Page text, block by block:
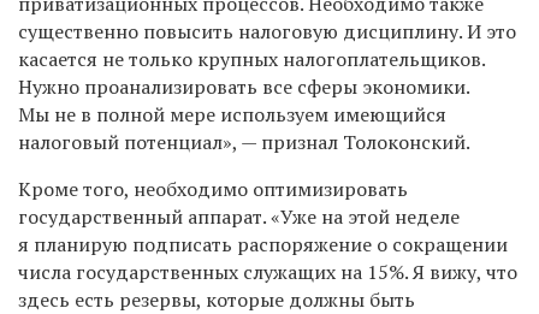
существенно повысить налоговую дисциплину. И это
касается не только крупных налогоплательщиков.
Нужно проанализировать все сферы экономики.
Мы не в полной мере используем имеющийся
налоговый потенциал», — признал Толоконский.
Кроме того, необходимо оптимизировать
государственный аппарат. «Уже на этой неделе
я планирую подписать распоряжение о сокращении
числа государственных служащих на 15%. Я вижу, что
здесь есть резервы, которые должны быть